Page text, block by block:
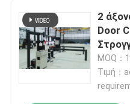
2
Door
MOQ：
Τιμή：